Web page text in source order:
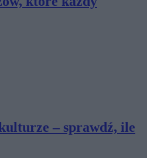
– sprawdź, ile